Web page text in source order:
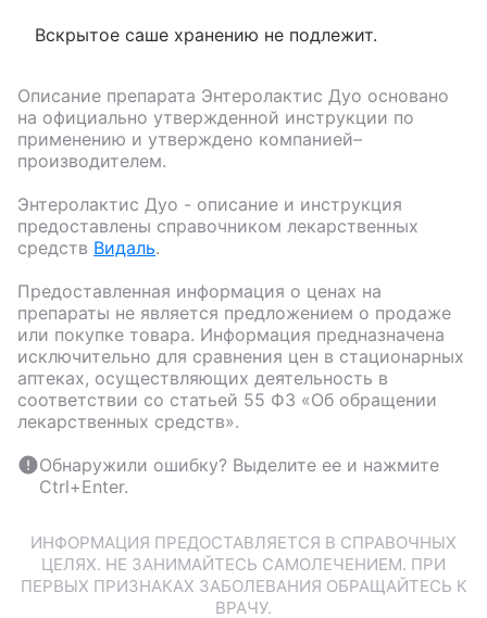
Вскрытое саше хранению не подлежит.
Описание препарата Энтеролактис Дуо основано
на официально утвержденной инструкции по
применению и утверждено компанией–
производителем.
Энтеролактис Дуо - описание и инструкция
предоставлены справочником лекарственных
средств Видаль.
Предоставленная информация о ценах на
препараты не является предложением о продаже
или покупке товара. Информация предназначена
исключительно для сравнения цен в стационарных
аптеках, осуществляющих деятельность в
соответствии со статьей 55 ФЗ «Об обращении
лекарственных средств».
Обнаружили ошибку? Выделите ее и нажмите
Ctrl+Enter.
ИНФОРМАЦИЯ ПРЕДОСТАВЛЯЕТСЯ В СПРАВОЧНЫХ
ЦЕЛЯХ. НЕ ЗАНИМАЙТЕСЬ САМОЛЕЧЕНИЕМ. ПРИ
ПЕРВЫХ ПРИЗНАКАХ ЗАБОЛЕВАНИЯ ОБРАЩАЙТЕСЬ К
ВРАЧУ.